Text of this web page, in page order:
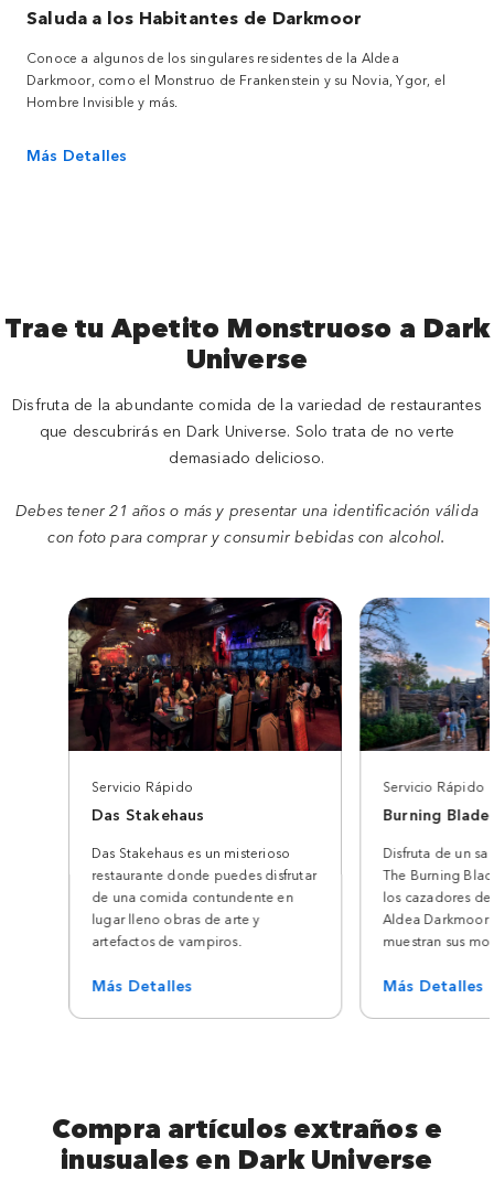
Saluda a los Habitantes de Darkmoor
Conoce a algunos de los singulares residentes de la Aldea
Darkmoor, como el Monstruo de Frankenstein y su Novia, Ygor, el
Hombre Invisible y más.
Más Detalles
Trae tu Apetito Monstruoso a Dark
Universe
Disfruta de la abundante comida de la variedad de restaurantes
que descubrirás en Dark Universe. Solo trata de no verte
demasiado delicioso.
Debes tener 21 años o más y presentar una identificación válida
con foto para comprar y consumir bebidas con alcohol.
Servicio Rápido
Das Stakehaus
Das Stakehaus es un misterioso
restaurante donde puedes disfrutar
de una comida contundente en
lugar lleno obras de arte y
artefactos de vampiros.
Más Detalles
Servicio Rápido
Burning
Disfruta de un
The Burning
los cazadores
Aldea Darkmoor
muestran sus
Más Detalles
Compra artículos extraños e
inusuales en Dark Universe